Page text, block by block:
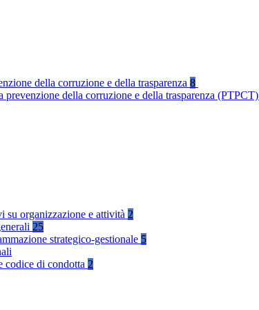
della corruzione e della trasparenza 8
prevenzione della corruzione e della trasparenza (PTPCT)
su organizzazione e attività 2
25
strategico-gestionale 5
codice di condotta 2